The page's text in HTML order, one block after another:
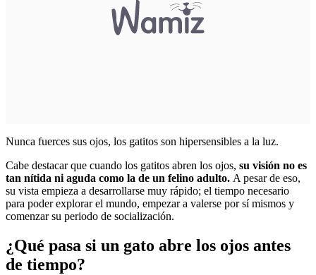
Nunca fuerces sus ojos, los gatitos son hipersensibles a la luz.
Cabe destacar que cuando los gatitos abren los ojos, su visión no es
tan nítida ni aguda como la de un felino adulto. A pesar de eso,
su vista empieza a desarrollarse muy rápido; el tiempo necesario
para poder explorar el mundo, empezar a valerse por sí mismos y
comenzar su periodo de socialización.
¿Qué pasa si un gato abre los ojos antes
de tiempo?